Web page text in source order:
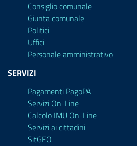
Consiglio comunale
Giunta comunale
Politici
Uffici
Personale amministrativo
SERVIZI
Pagamenti PagoPA
Servizi On-Line
Calcolo IMU On-Line
Servizi ai cittadini
SitGEO